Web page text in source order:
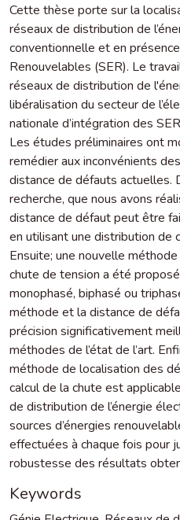
Cette thèse porte sur la
réseaux de distribution de
conventionnelle et en
Renouvelables (SER). Le
réseaux de distribution de
libéralisation du secteur de
nationale d’intégration des
Les études préliminaires ont
remédier aux inconvénients
distance de défauts actuelles.
recherche, que nous avons
distance de défaut peut être
en utilisant une distribution de
Ensuite; une nouvelle
chute de tension a été
monophasé, biphasé ou
méthode et la distance de
précision significativement
méthodes de l’état de l’art.
méthode de localisation des
calcul de la chute est
de distribution de l’énergie
sources d’énergies
effectuées à chaque fois pour
robustesse des résultats
Keywords